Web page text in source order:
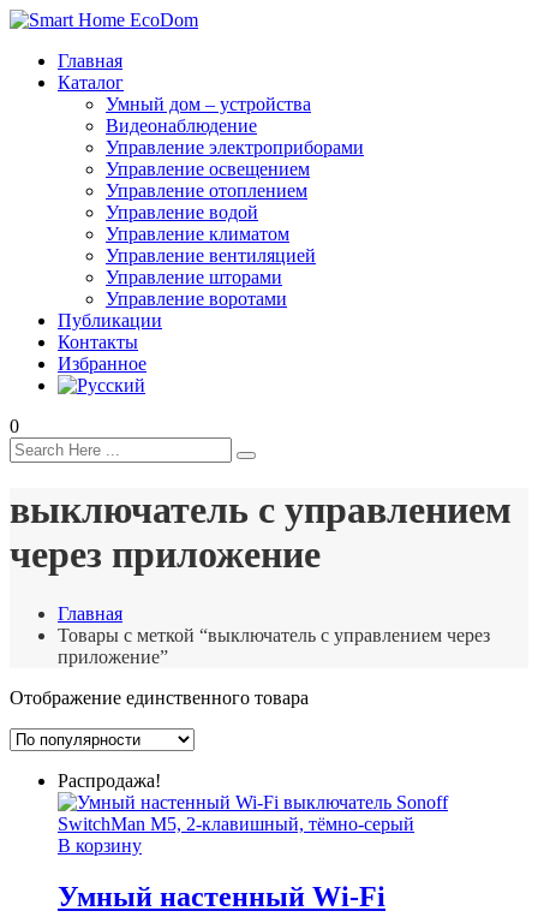
Главная
Каталог
Умный дом – устройства
Видеонаблюдение
Управление электроприборами
Управление освещением
Управление отоплением
Управление водой
Управление климатом
Управление вентиляцией
Управление шторами
Управление воротами
Публикации
Контакты
Избранное
0
выключатель с управлением
через приложение
Главная
Товары с меткой “выключатель с управлением через
приложение”
Отображение единственного товара
Распродажа!
В корзину
Умный настенный Wi-Fi